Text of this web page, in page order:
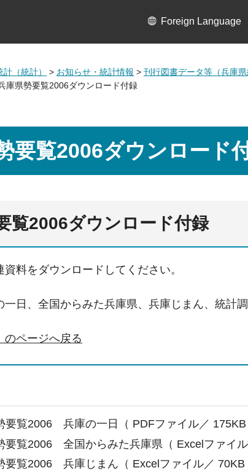
Foreign Language
（統計） > お知らせ・統計情報 > 刊行図書データ等（兵庫
庫県勢要覧2006ダウンロード付録
要覧2006ダウンロード
覧2006ダウンロード付録
料をダウンロードしてください。
日、全国からみた兵庫県、兵庫じまん、統計
のページへ戻る
要覧2006 兵庫の一日（ PDFファイル／ 175KB
要覧2006 全国からみた兵庫県（ Excelファイル
要覧2006 兵庫じまん（ Excelファイル／ 70KB